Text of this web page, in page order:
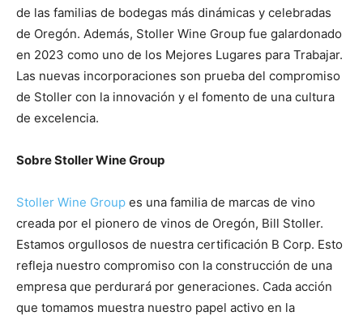
de las familias de bodegas más dinámicas y celebradas
de Oregón. Además, Stoller Wine Group fue galardonado
en 2023 como uno de los Mejores Lugares para Trabajar.
Las nuevas incorporaciones son prueba del compromiso
de Stoller con la innovación y el fomento de una cultura
de excelencia.
Sobre Stoller Wine Group
Stoller Wine Group es una familia de marcas de vino
creada por el pionero de vinos de Oregón, Bill Stoller.
Estamos orgullosos de nuestra certificación B Corp. Esto
refleja nuestro compromiso con la construcción de una
empresa que perdurará por generaciones. Cada acción
que tomamos muestra nuestro papel activo en la